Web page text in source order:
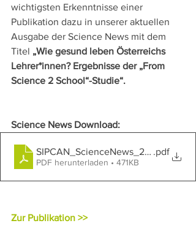
wichtigsten Erkenntnisse einer
Publikation dazu in unserer aktuellen
Ausgabe der Science News mit dem
Titel „Wie gesund leben Österreichs
Lehrer*innen? Ergebnisse der „From
Science 2 School“-Studie“.
Science News Download:
.pdf
PDF herunterladen • 471KB
Zur Publikation >>